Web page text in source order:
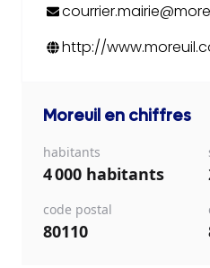
http://
Moreuil en chiffres
habitants
4 000 habitants
code postal
80110